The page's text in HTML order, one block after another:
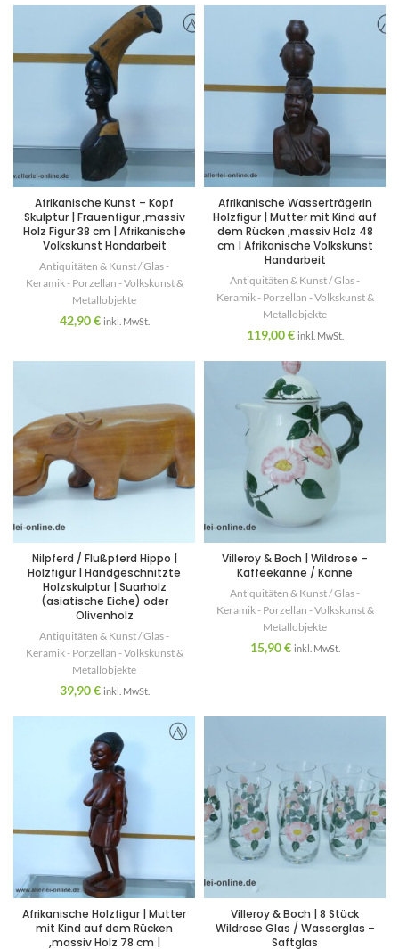
Afrikanische Kunst – Kopf
Skulptur | Frauenfigur ,massiv
Holz Figur 38 cm | Afrikanische
Volkskunst Handarbeit
Antiquitäten & Kunst / Glas -
Keramik - Porzellan - Volkskunst &
Metallobjekte
42,90€ inkl. MwSt.
Afrikanische Wasserträgerin
Holzfigur | Mutter mit Kind auf
dem Rücken ,massiv Holz 48
cm | Afrikanische Volkskunst
Handarbeit
Antiquitäten & Kunst / Glas -
Keramik - Porzellan - Volkskunst &
Metallobjekte
119,00€ inkl. MwSt.
Nilpferd / Flußpferd Hippo |
Holzfigur | Handgeschnitzte
Holzskulptur | Suarholz
(asiatische Eiche) oder
Olivenholz
Antiquitäten & Kunst / Glas -
Keramik - Porzellan - Volkskunst &
Metallobjekte
39,90€ inkl. MwSt.
Villeroy & Boch | Wildrose –
Kaffeekanne / Kanne
Antiquitäten & Kunst / Glas -
Keramik - Porzellan - Volkskunst &
Metallobjekte
15,90€ inkl. MwSt.
Afrikanische Holzfigur | Mutter
mit Kind auf dem Rücken
,massiv Holz 78 cm |
Villeroy & Boch | 8 Stück
Wildrose Glas / Wasserglas –
Saftglas